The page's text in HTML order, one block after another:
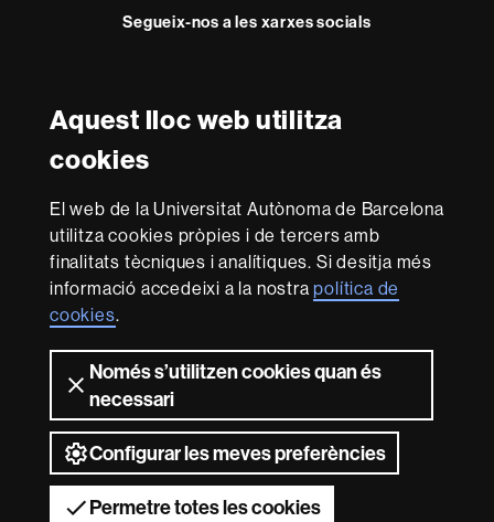
Aquest lloc web utilitza
cookies
El web de la Universitat Autònoma de Barcelona
utilitza cookies pròpies i de tercers amb
finalitats tècniques i analítiques. Si desitja més
informació accedeixi a la nostrapolítica de
cookies.
Només s’utilitzen cookies quan és
necessari
Configurar les meves preferències
Permetre totes les cookies
Segueix-nos a les xarxes socials
FacultatUAB
Reconeixement internacional de l'excel·lència
in
Research
-
Euraxess
Amb el finançament de
Sobre
aquest
web
Avís legal
web Accessibilitat web Mapa del web UAB
2026 Universitat Autònoma de Barcelona